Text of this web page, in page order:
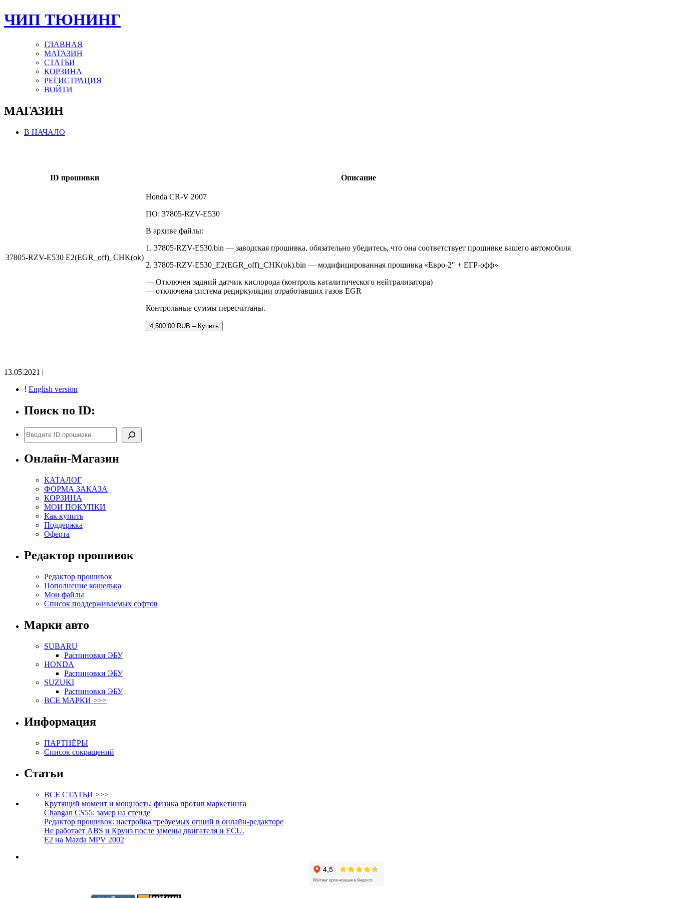
ЧИП ТЮНИНГ
ГЛАВНАЯ
МАГАЗИН
СТАТЬИ
КОРЗИНА
РЕГИСТРАЦИЯ
ВОЙТИ
МАГАЗИН
В НАЧАЛО
ID прошивки Описание
37805-RZV-E530 E2(EGR_off)_CHK(ok)
Honda СR-V 2007
ПО: 37805-RZV-E530
В архиве файлы:
1. 37805-RZV-E530.bin — заводская прошивка, обязательно убедитесь, что она соответствует прошивке вашего автомобиля
2. 37805-RZV-E530_E2(EGR_off)_CHK(ok).bin — модифицированная прошивка «Евро-2″ + ЕГР-офф»
— Отключен задний датчик кислорода (контроль каталитического нейтрализатора)
— отключена система рециркуляции отработавших газов EGR
Контрольные суммы пересчитаны.
4,500.00 RUB – Купить
13.05.2021 |
! English version
Поиск по ID:
Поиск
Онлайн-Магазин
КАТАЛОГ
ФОРМА ЗАКАЗА
КОРЗИНА
МОИ ПОКУПКИ
Как купить
Поддержка
Оферта
Редактор прошивок
Редактор прошивок
Пополнение кошелька
Мои файлы
Список поддерживаемых софтов
Марки авто
SUBARU
Распиновки ЭБУ
HONDA
Распиновки ЭБУ
SUZUKI
Распиновки ЭБУ
ВСЕ МАРКИ >>>
Информация
ПАРТНЁРЫ
Список сокращений
Статьи
ВСЕ СТАТЬИ >>>
Крутящий момент и мощность: физика против маркетинга
Changan CS55: замер на стенде
Редактор прошивок: настройка требуемых опций в онлайн-редакторе
Не работает ABS и Круиз после замены двигателя и ECU.
E2 на Mazda MPV 2002